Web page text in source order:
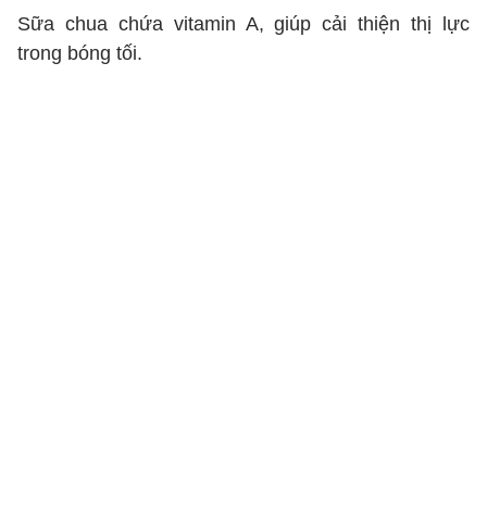
Sữa chua chứa vitamin A, giúp cải thiện thị lực
trong bóng tối.